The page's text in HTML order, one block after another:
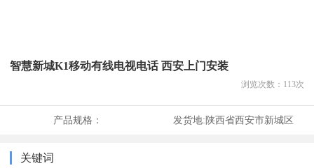
智慧新城K1移动有线电视电话 西安上门安装
浏览次数： 113次
产品规格： 发货地:陕西省西安市新城区
关键词